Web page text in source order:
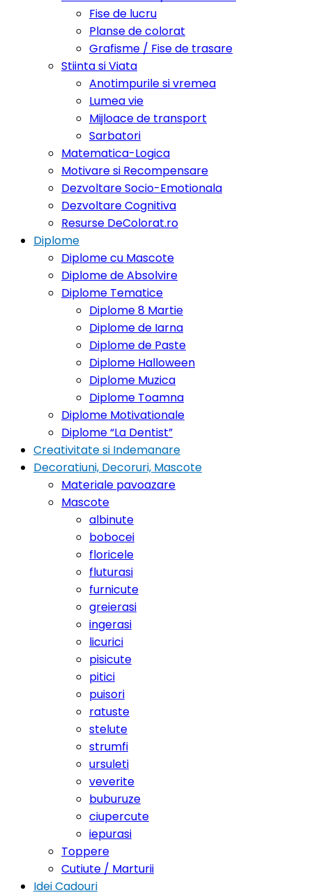
Fise de lucru
Planse de colorat
Grafisme / Fise de trasare
Stiinta si Viata
Anotimpurile si vremea
Lumea vie
Mijloace de transport
Sarbatori
Matematica-Logica
Motivare si Recompensare
Dezvoltare Socio-Emotionala
Dezvoltare Cognitiva
Resurse DeColorat.ro
Diplome
Diplome cu Mascote
Diplome de Absolvire
Diplome Tematice
Diplome 8 Martie
Diplome de Iarna
Diplome de Paste
Diplome Halloween
Diplome Muzica
Diplome Toamna
Diplome Motivationale
Diplome “La Dentist”
Creativitate si Indemanare
Decoratiuni, Decoruri, Mascote
Materiale pavoazare
Mascote
albinute
bobocei
floricele
fluturasi
furnicute
greierasi
ingerasi
licurici
pisicute
pitici
puisori
ratuste
stelute
strumfi
ursuleti
veverite
buburuze
ciupercute
iepurasi
Toppere
Cutiute / Marturii
Idei Cadouri